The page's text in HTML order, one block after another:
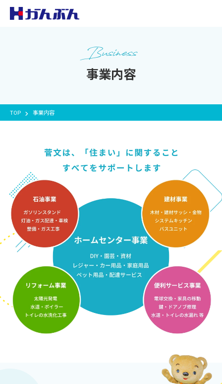
Business
事業内容
TOP 事業内容